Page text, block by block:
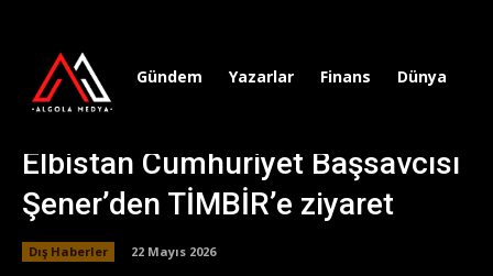
Gündem Yazarlar Finans Dünya
Elbistan Cumhuriyet Başsavcısı
Şener’den TİMBİR’e ziyaret
Dış Haberler 22 Mayıs 2026